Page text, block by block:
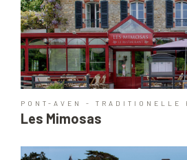
PONT-AVEN - TRADITIONELLE
Les Mimosas